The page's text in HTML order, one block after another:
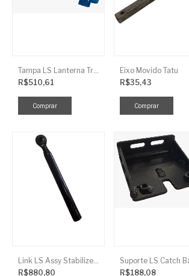
Tampa LS Lanterna Traseira Direita
R$510,61
Eixo Movido Tatu
R$35,43
Link LS Assy Stabilize FG896
R$880,80
R$188,08